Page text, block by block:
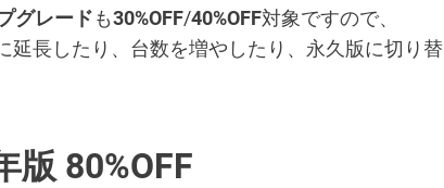
グレードも30%OFF/40%OFF対象ですので、
延長したり、台数を増やしたり、永久版に切り替
版 80%OFF